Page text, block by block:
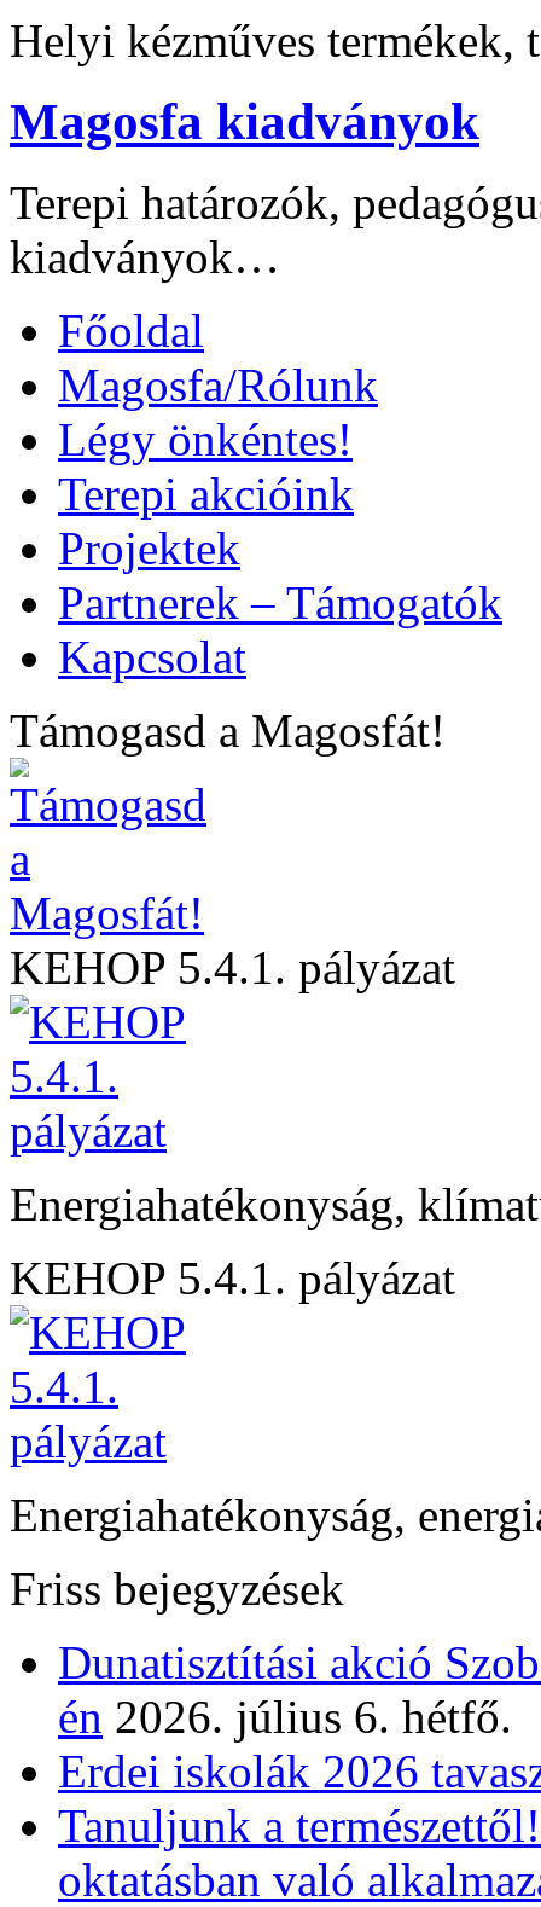
Helyi kézműves
Magosfa kiadványok
Terepi határozók,
kiadványok…
Főoldal
Magosfa/Rólunk
Légy önkéntes!
Terepi akcióink
Projektek
Partnerek – Támogatók
Kapcsolat
Támogasd a Magosfát!
KEHOP 5.4.1. pályázat
Energiahatékonyság,
KEHOP 5.4.1. pályázat
Energiahatékonyság,
Friss bejegyzések
Dunatisztítási akció
én 2026. július 6. hétfő.
Erdei iskolák 2026
Tanuljunk a
oktatásban való